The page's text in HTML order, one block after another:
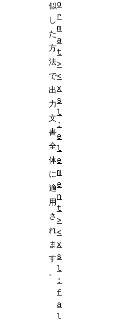
似
し
た
方
法
で
出
力
文
書
全
体
に
適
用
さ
れ
ま
す
。
o
r
m
a
t
>
<
x
s
l
:
e
l
e
m
e
n
t
>
<
x
s
l
:
f
a
l